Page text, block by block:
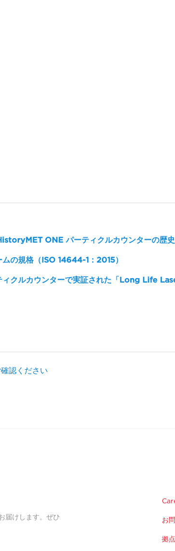
ONE パーティクルカウンターの歴史
の規格（ISO 14644-1：2015）
クルカウンターで実証された「Long Life
認ください
届けします。ぜひ
お
拠